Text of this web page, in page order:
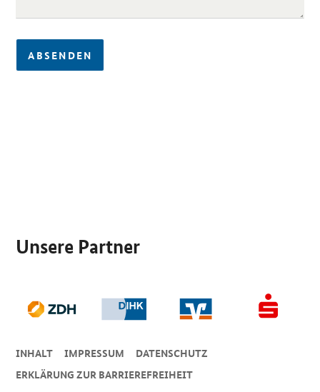
ABSENDEN
Unsere Partner
INHALT IMPRESSUM
DA­TEN­SCHUTZ
ERKLÄRUNG ZUR BARRIEREFREIHEIT